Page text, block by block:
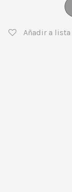
Añadir a lista